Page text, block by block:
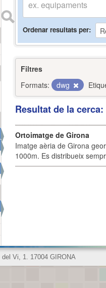
Ordenar resultats per
Filtres
Formats:
dwg
Resultat de la
Ortoimatge de Girona
Imatge aèria de Girona
1000m. Es distribueix
del Vi, 1. 17004 GIRONA